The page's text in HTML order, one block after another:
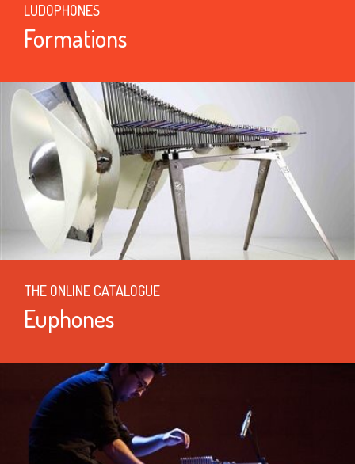
LUDOPHONES
Formations
THE ONLINE CATALOGUE
Euphones